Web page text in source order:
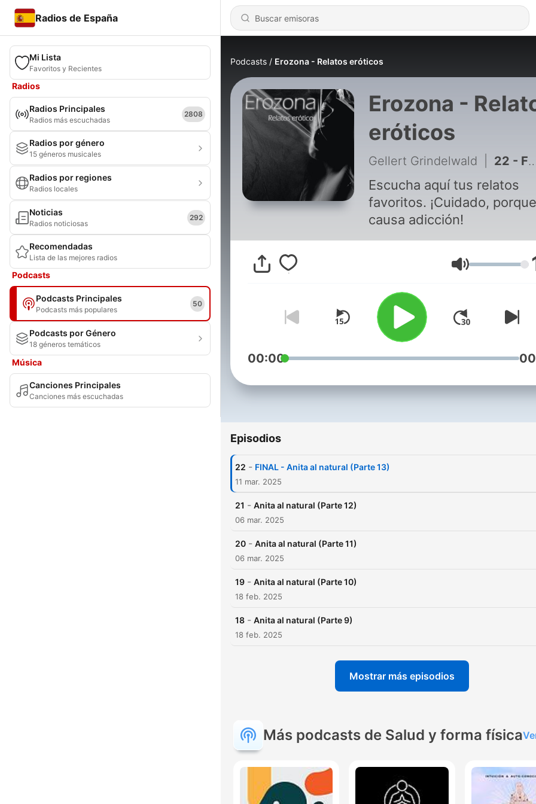
Radios de España
Mi Lista
Favoritos y Recientes
Radios
Radios Principales
Radios más escuchadas
2808
Radios por género
15 géneros musicales
Radios por regiones
Radios locales
Noticias
Radios noticiosas
292
Recomendadas
Lista de las mejores radios
Podcasts
Podcasts Principales
Podcasts más populares
50
Podcasts por Género
18 géneros temáticos
Música
Canciones Principales
Canciones más escuchadas
Podcasts Erozona - Relatos eróticos
Erozona -
eróticos
Gellert Grindelwald 22 - FINAL - Anita al natural (Parte 13)
Escucha aquí tus relatos
favoritos. ¡Cuidado, porque
causa adicción!
Volumen
00:00
Episodios
22 - FINAL - Anita al natural (Parte 13)
11 mar. 2025
21 - Anita al natural (Parte 12)
06 mar. 2025
20 - Anita al natural (Parte 11)
06 mar. 2025
19 - Anita al natural (Parte 10)
18 feb. 2025
18 - Anita al natural (Parte 9)
18 feb. 2025
Mostrar más episodios
Más podcasts de Salud y forma física